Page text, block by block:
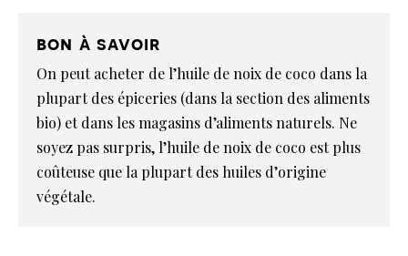
bon à savoir
On peut acheter de l’huile de noix de coco dans la
plupart des épiceries (dans la section des aliments
bio) et dans les magasins d’aliments naturels. Ne
soyez pas surpris, l’huile de noix de coco est plus
coûteuse que la plupart des huiles d’origine
végétale.